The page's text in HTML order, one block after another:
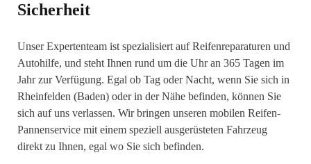
Sicherheit
Unser Expertenteam ist spezialisiert auf Reifenreparaturen und
Autohilfe, und steht Ihnen rund um die Uhr an 365 Tagen im
Jahr zur Verfügung. Egal ob Tag oder Nacht, wenn Sie sich in
Rheinfelden (Baden) oder in der Nähe befinden, können Sie
sich auf uns verlassen. Wir bringen unseren mobilen Reifen-
Pannenservice mit einem speziell ausgerüsteten Fahrzeug
direkt zu Ihnen, egal wo Sie sich befinden.